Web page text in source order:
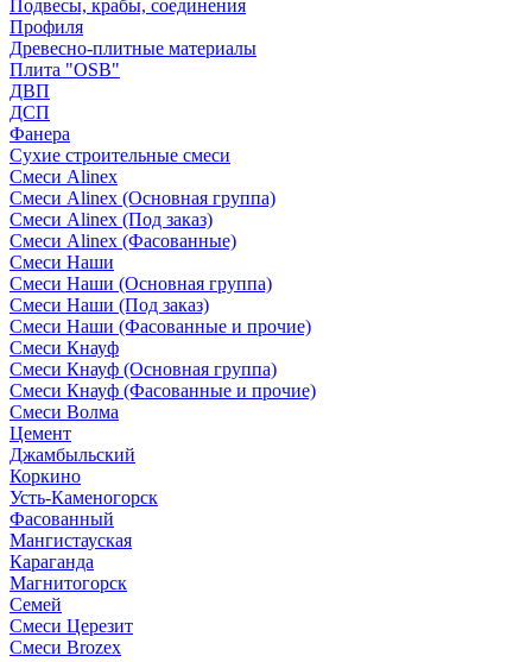
Подвесы, крабы, соединения
Профиля
Древесно-плитные материалы
Плита "OSB"
ДВП
ДСП
Фанера
Сухие строительные смеси
Смеси Alinex
Смеси Alinex (Основная группа)
Смеси Alinex (Под заказ)
Смеси Alinex (Фасованные)
Смеси Наши
Смеси Наши (Основная группа)
Смеси Наши (Под заказ)
Смеси Наши (Фасованные и прочие)
Смеси Кнауф
Смеси Кнауф (Основная группа)
Смеси Кнауф (Фасованные и прочие)
Смеси Волма
Цемент
Джамбыльский
Коркино
Усть-Каменогорск
Фасованный
Мангистауская
Караганда
Магнитогорск
Семей
Смеси Церезит
Смеси Brozex